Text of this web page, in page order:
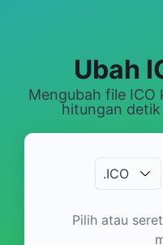
Ubah
Mengubah file ICO
hitungan
.ICO
Pilih atau